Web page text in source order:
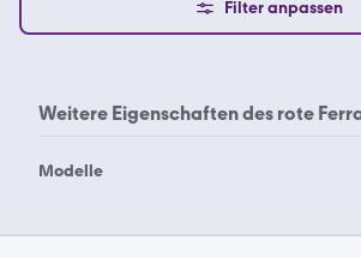
Filter anpassen
Weitere Eigenschaften des rote
Modelle